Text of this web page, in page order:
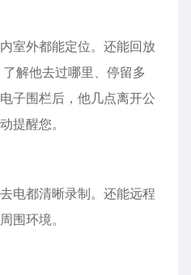
室外都能定位。还能回放
解他去过哪里、停留多
子围栏后，他几点离开公
提醒您。
电都清晰录制。还能远程
围环境。